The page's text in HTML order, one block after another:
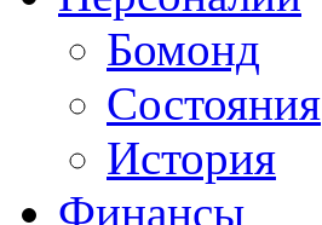
Бомонд
Состояния
История
Финансы